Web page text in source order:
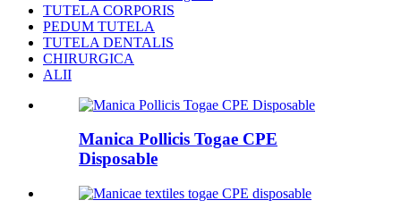
TUTELA CORPORIS
PEDUM TUTELA
TUTELA DENTALIS
CHIRURGICA
ALII
Manica Pollicis Togae CPE
Disposable